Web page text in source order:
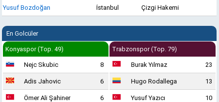
Yusuf Bozdoğan İstanbul Çizgi Hakemi
En Golcüler
Konyaspor (Top. 49)
Nejc Skubic 8
Adis Jahovic 6
Ömer Ali Şahiner 6
Trabzonspor (Top. 79)
Burak Yılmaz 23
Hugo Rodallega 13
Yusuf Yazıcı 10